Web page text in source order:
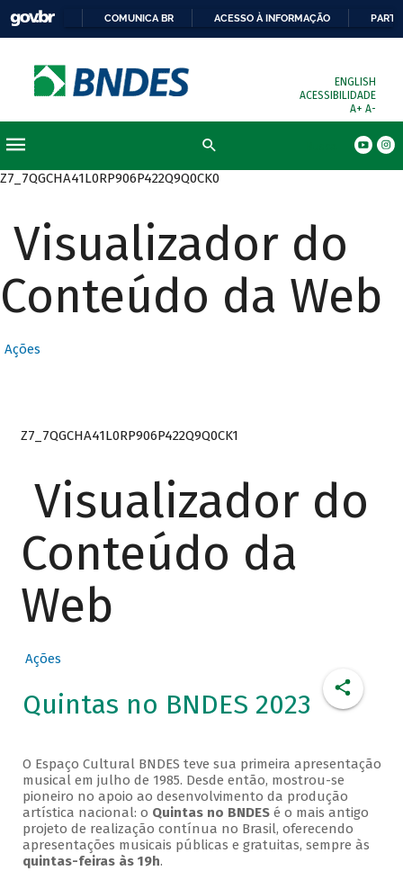
COMUNICA BR ACESSO À INFORMAÇÃO
ENGLISH
ACESSIBILIDADE
A+ A-
Z7_7QGCHA41L0RP906P422Q9Q0CK0
Visualizador do
Conteúdo da Web
Ações
Z7_7QGCHA41L0RP906P422Q9Q0CK1
Visualizador do
Conteúdo da
Web
Ações
Quintas no BNDES 2023
O Espaço Cultural BNDES teve sua primeira apresentação
musical em julho de 1985. Desde então, mostrou-se
pioneiro no apoio ao desenvolvimento da produção
artística nacional: o Quintas no BNDESé o mais antigo
projeto de realização contínua no Brasil, oferecendo
apresentações musicais públicas e gratuitas, sempre às
quintas-feiras às 19h.